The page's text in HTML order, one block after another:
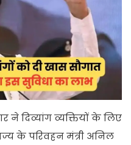
ने दिव्यांग व्यक्तियों के लिए
के परिवहन मंत्री अनिल